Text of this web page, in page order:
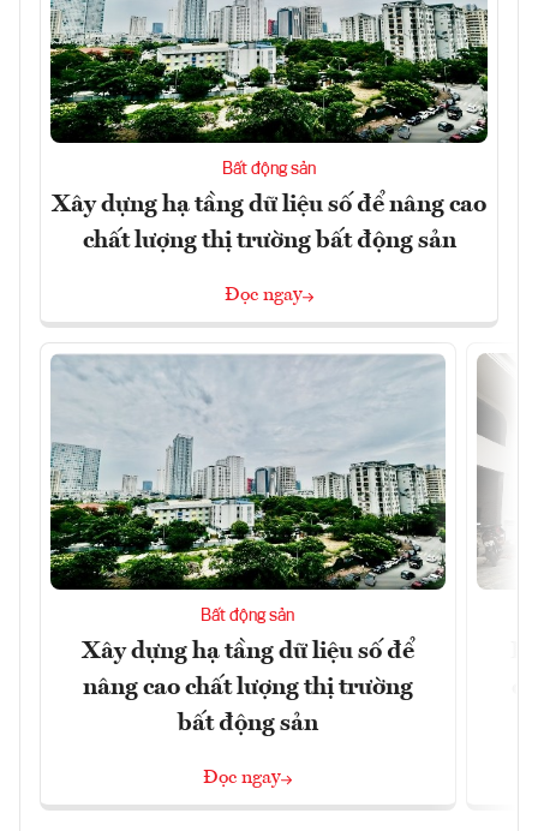
Bất động sản
Xây dựng hạ tầng dữ liệu số để nâng cao
chất lượng thị trường bất động sản
Đọc ngay
Bất động sản
Xây dựng hạ tầng dữ liệu số để
nâng cao chất lượng thị trường
bất động sản
Đọc ngay